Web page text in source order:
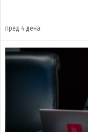
пред 4 дена